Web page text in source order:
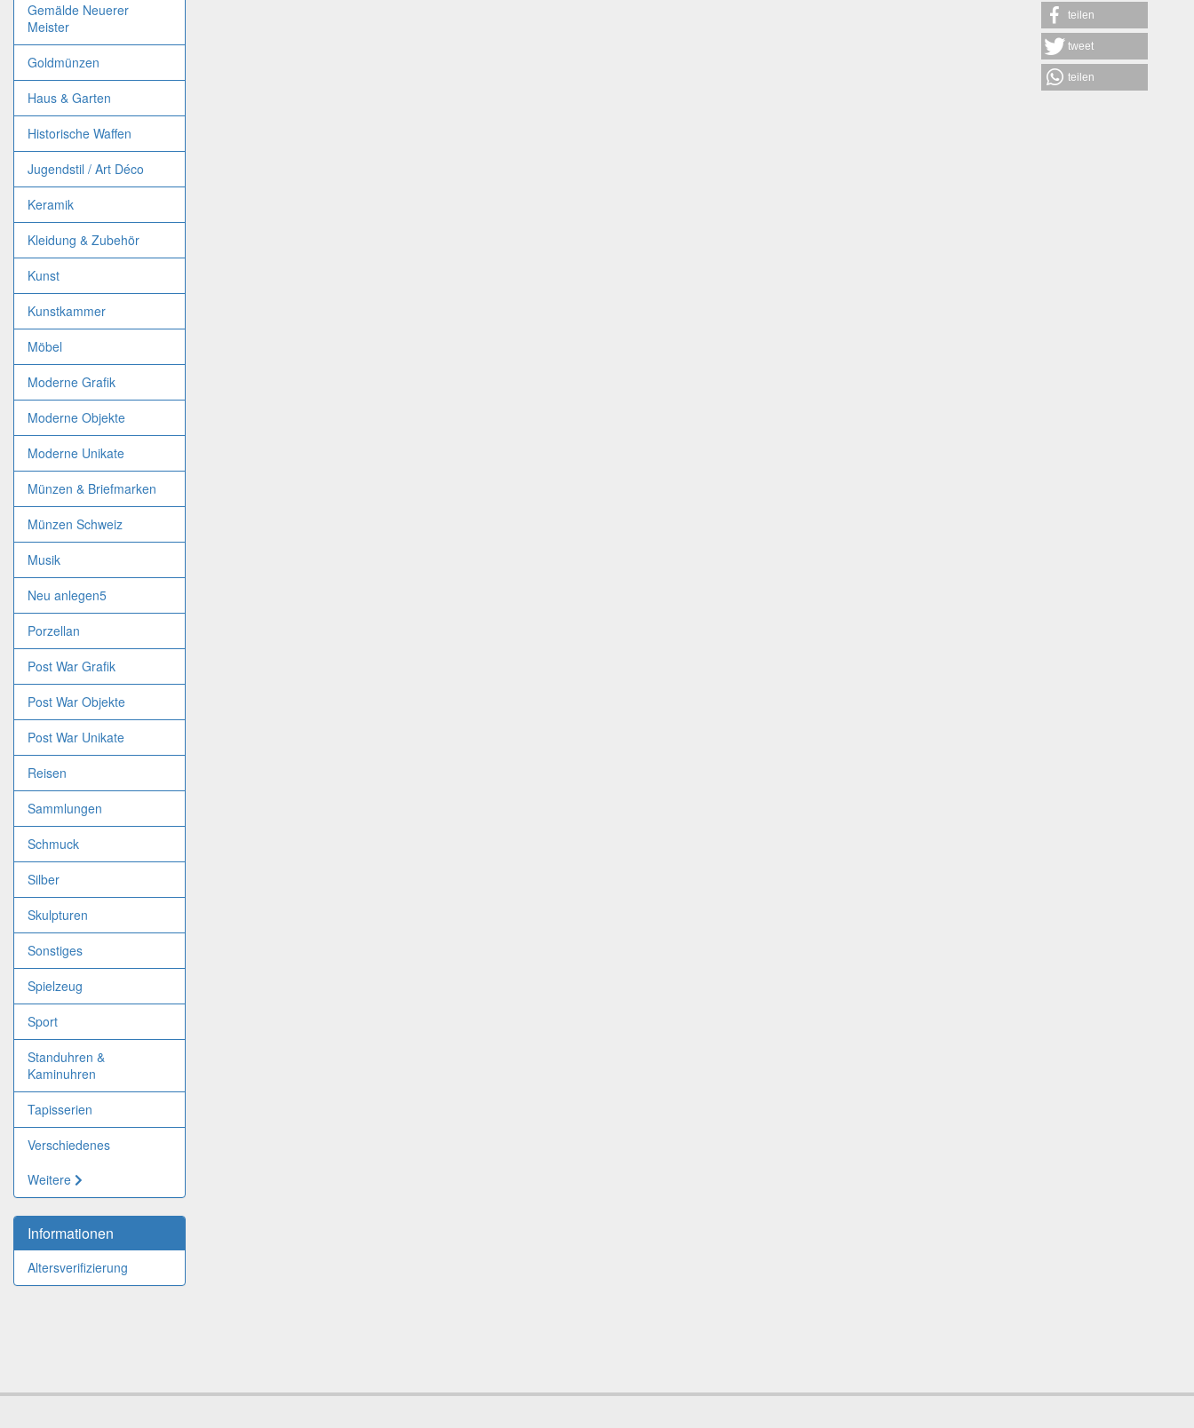
Gemälde Neuerer
Meister
Goldmünzen
Haus & Garten
Historische Waffen
Jugendstil / Art Déco
Keramik
Kleidung & Zubehör
Kunst
Kunstkammer
Möbel
Moderne Grafik
Moderne Objekte
Moderne Unikate
Münzen & Briefmarken
Münzen Schweiz
Musik
Neu anlegen5
Porzellan
Post War Grafik
Post War Objekte
Post War Unikate
Reisen
Sammlungen
Schmuck
Silber
Skulpturen
Sonstiges
Spielzeug
Sport
Standuhren &
Kaminuhren
Tapisserien
Verschiedenes
Weitere
Informationen
Altersverifizierung
teilen
tweet
teilen